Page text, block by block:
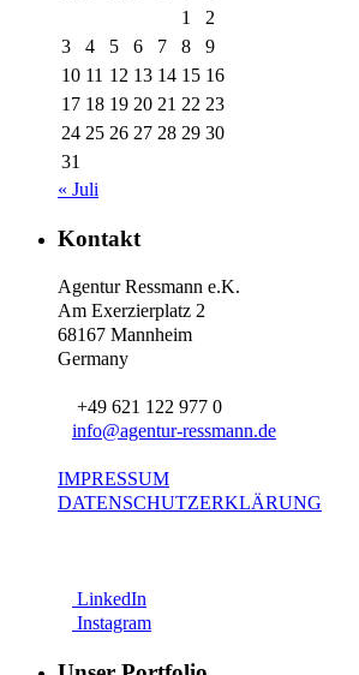
1
2
3
4 5 6 7 8
9
10 11 12 13 14 15 16
17 18 19 20 21 22 23
24 25 26 27 28 29 30
31
« Juli
Kontakt
Agentur Ressmann e.K.
Am Exerzierplatz 2
68167 Mannheim
Germany
+49 621 122 977 0
info@agentur-ressmann.de
IMPRESSUM
DATENSCHUTZERKLÄRUNG
LinkedIn
Instagram